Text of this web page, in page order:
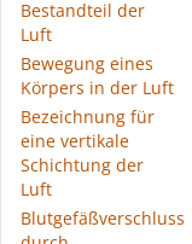
Bestandteil der
Luft
Bewegung eines
Körpers in der Luft
Bezeichnung für
eine vertikale
Schichtung der
Luft
Blutgefäßverschluss